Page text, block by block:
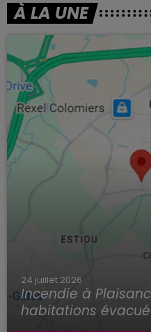
À LA UNE
24 juillet 2026
Incendie à
habitations